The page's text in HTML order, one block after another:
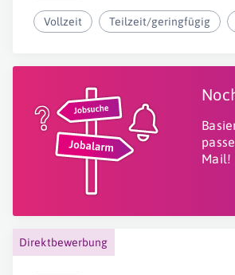
Vollzeit Teilzeit/geringfügig
Mail!
Direktbewerbung